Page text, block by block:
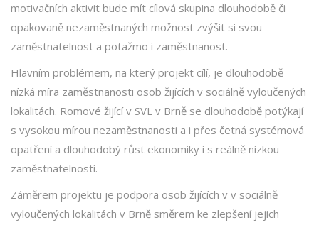
motivačních aktivit bude mít cílová skupina dlouhodobě či
opakovaně nezaměstnaných možnost zvýšit si svou
zaměstnatelnost a potažmo i zaměstnanost.
Hlavním problémem, na který projekt cílí, je dlouhodobě
nízká míra zaměstnanosti osob žijících v sociálně vyloučených
lokalitách. Romové žijící v SVL v Brně se dlouhodobě potýkají
s vysokou mírou nezaměstnanosti a i přes četná systémová
opatření a dlouhodobý růst ekonomiky i s reálně nízkou
zaměstnatelností.
Záměrem projektu je podpora osob žijících v v sociálně
vyloučených lokalitách v Brně směrem ke zlepšení jejich